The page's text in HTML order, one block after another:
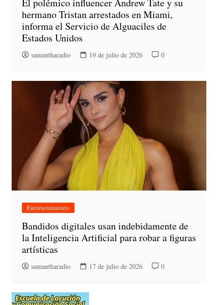
El polémico influencer Andrew Tate y su
hermano Tristan arrestados en Miami,
informa el Servicio de Alguaciles de
Estados Unidos
samantharadio 19 de julio de 2026 0
Entretenimiento
Bandidos digitales usan indebidamente de
la Inteligencia Artificial para robar a figuras
artísticas
samantharadio 17 de julio de 2026 0